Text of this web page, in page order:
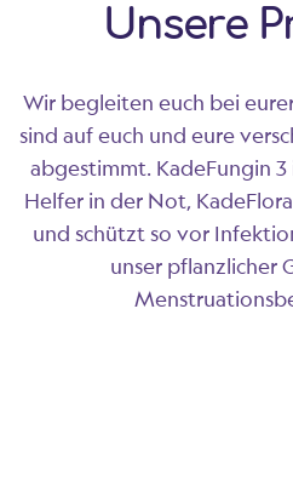
Unsere
Wir begleiten euch bei
sind auf euch und eure
abgestimmt. KadeFungin
Helfer in der Not,
und schützt so vor
unser pflanzlicher